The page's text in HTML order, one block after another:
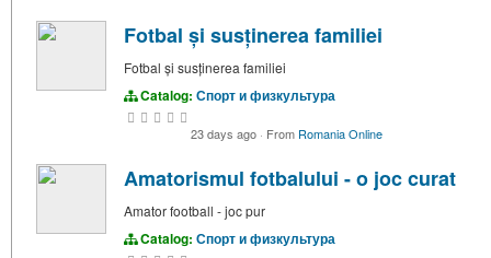
Fotbal și susținerea familiei
Fotbal și susținerea familiei
Catalog: Спорт и физкультура
23 days ago · From Romania Online
Amatorismul fotbalului - o joc curat
Amator football - joc pur
Catalog: Спорт и физкультура